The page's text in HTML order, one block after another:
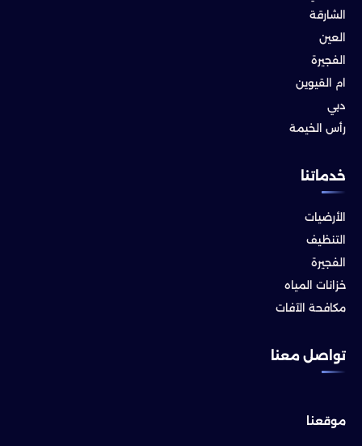
الشارقة
العين
الفجيرة
ام القيوين
دبي
رأس الخيمة
خدماتنا
الأرضيات
التنظيف
الفجيرة
خزانات المياه
مكافحة الآفات
تواصل معنا
موقعنا